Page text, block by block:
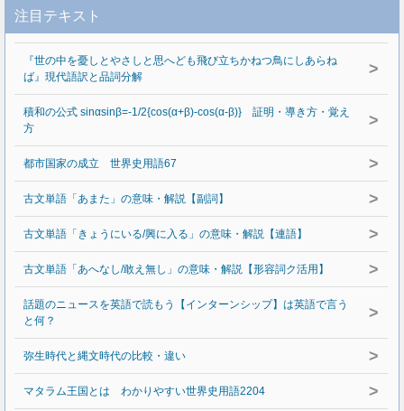
注目テキスト
『世の中を憂しとやさしと思へども飛び立ちかねつ鳥にしあらね
ば』現代語訳と品詞分解
>
積和の公式 sinαsinβ=-1/2{cos(α+β)-cos(α-β)} 証明・導き方・覚え
方
>
都市国家の成立 世界史用語67 >
古文単語「あまた」の意味・解説【副詞】 >
古文単語「きょうにいる/興に入る」の意味・解説【連語】 >
古文単語「あへなし/敢え無し」の意味・解説【形容詞ク活用】 >
話題のニュースを英語で読もう【インターンシップ】は英語で言う
と何？
>
弥生時代と縄文時代の比較・違い >
マタラム王国とは わかりやすい世界史用語2204 >